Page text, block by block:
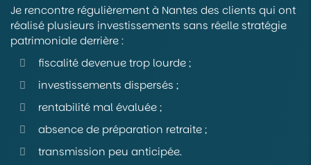
Je rencontre régulièrement à Nantes des clients qui ont
réalisé plusieurs investissements sans réelle stratégie
patrimoniale derrière :
fiscalité devenue trop lourde ;
investissements dispersés ;
rentabilité mal évaluée ;
absence de préparation retraite ;
transmission peu anticipée.